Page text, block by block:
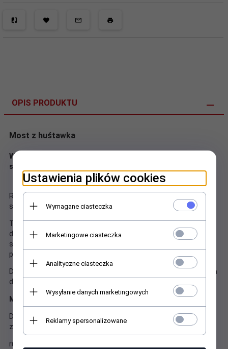
OPIS PRODUKTU
Most z huśtawka
Wielofunkcyjne urządzenie do zabaw ruchowo-
sprawnościowych dla młodszych dzieci.
Różnorodność akcesoriów i wyposażenia mostu z tunelem
stanowi doskonały trening całego ciała dziecka.
Tajemne przejścia, schowki, ładownie, schodki, zjeżdżalnia ,
dwie wieże, mostek kapitański liczne okrągłe okienka jachtowe
stwarza dzieciom prawdziwie wspaniały świat zabawy i
przeżycia niejednej morskiej przygody.
Duży, kolorowy bezpieczny plac zabaw z mnóstwem atrakcji dla
dzieci.
Moduły
Dach tematyczny, pojedyncza zjeżdżalnia, podwójna
zjeżdżalnia, plastikowa rura z przezroczystą częścią,
rura siatkowa, panel tematyczny, kwadratowy stalowy pokład,
Ustawienia plików cookies
Wymagane ciasteczka
Marketingowe ciasteczka
Analityczne ciasteczka
Wysyłanie danych marketingowych
Reklamy spersonalizowane